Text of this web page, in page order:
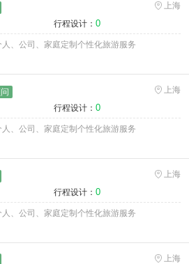
上海
行程设计： 0
、公司、家庭定制个性化旅游服务
上海
行程设计： 0
、公司、家庭定制个性化旅游服务
上海
行程设计： 0
、公司、家庭定制个性化旅游服务
上海